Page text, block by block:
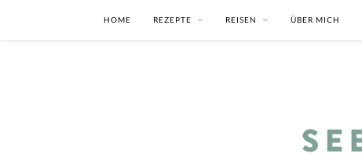
HOME REZEPTE REISEN ÜBER MICH